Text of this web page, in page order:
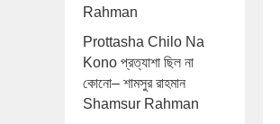
Rahman
Prottasha Chilo Na
Kono প্রত্যাশা ছিল না
কোনো– শামসুর রাহমান
Shamsur Rahman